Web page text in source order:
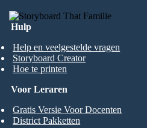
Hulp
Help en veelgestelde vragen
Storyboard Creator
Hoe te printen
Voor Leraren
Gratis Versie Voor Docenten
District Pakketten